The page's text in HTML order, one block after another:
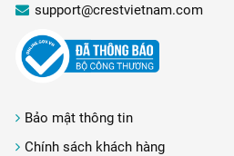
support@crestvietnam.com
Bảo mật thông tin
Chính sách khách hàng